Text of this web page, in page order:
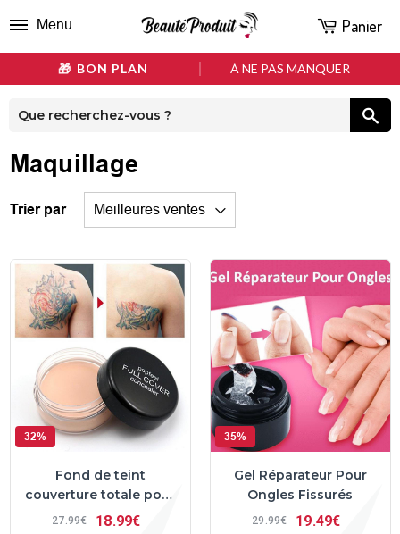
BON PLAN À NE PAS MANQUER
Menu Panier
Maquillage
Trier par
32%
Fond de teint
couverture totale pour
masquer tatouages et
27 99€ 18 99€
35%
Gel Réparateur Pour
Ongles Fissurés
29 99€ 19 49€